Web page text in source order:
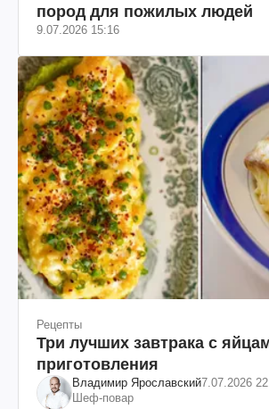
пород для пожилых людей
9.07.2026 15:16
Рецепты
Три лучших завтрака с
приготовления
Владимир Ярославский7.07.2026
Шеф-повар